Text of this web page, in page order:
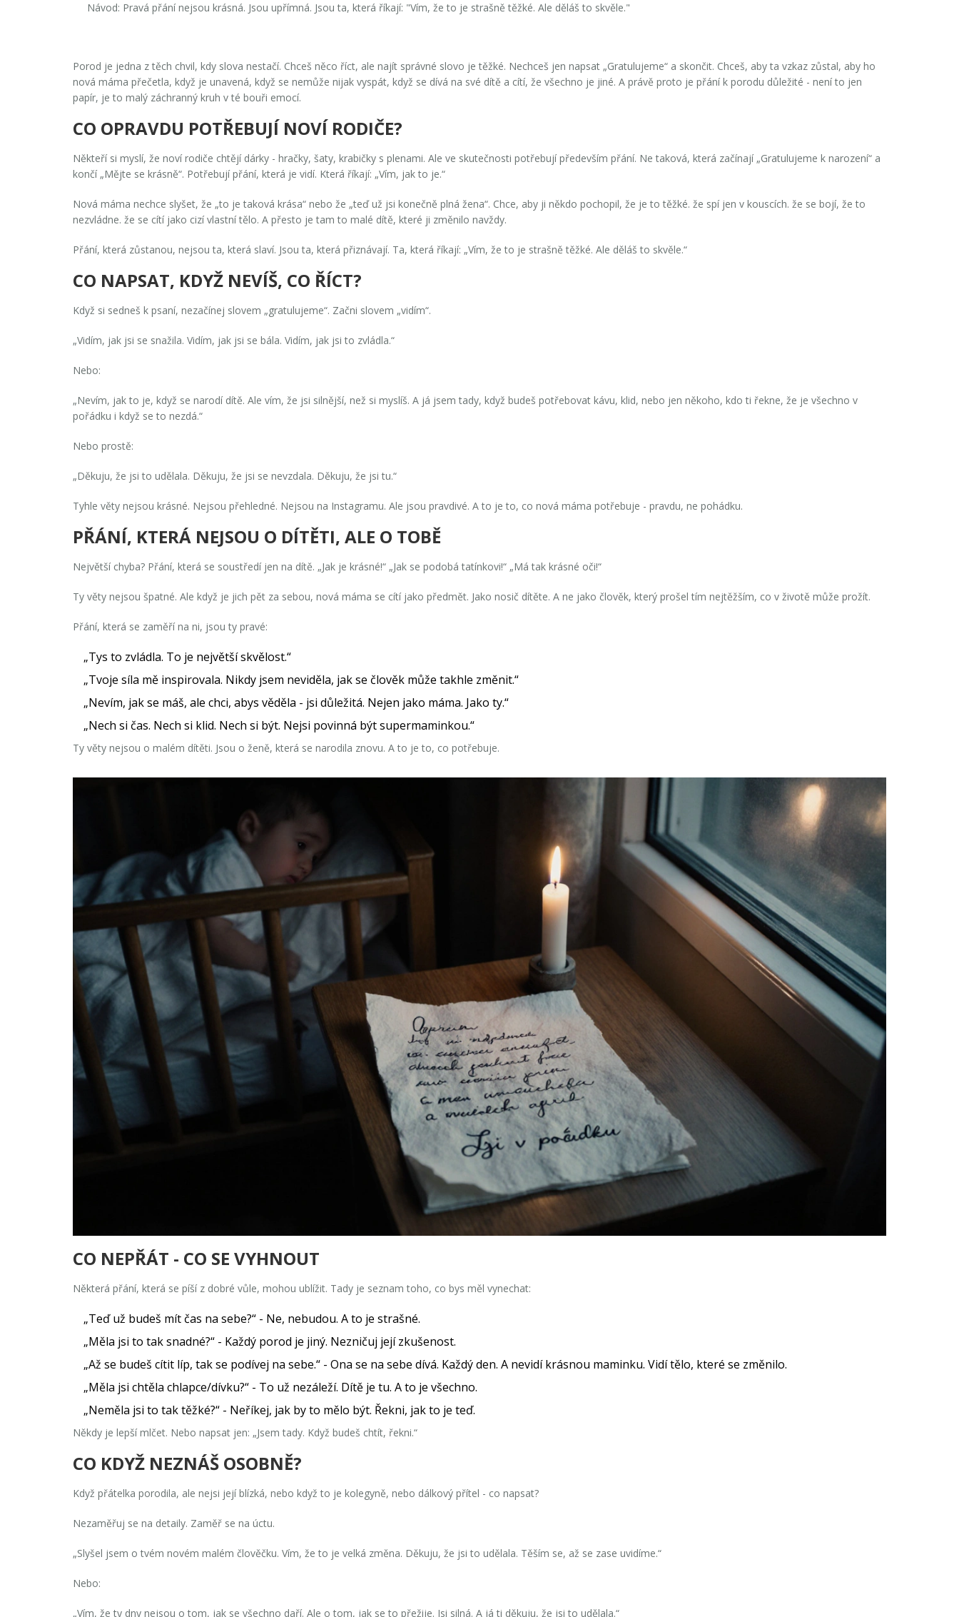
Návod: Pravá přání nejsou krásná. Jsou upřímná. Jsou ta, která říkají: "Vím, že to je strašně těžké. Ale děláš to skvěle."
Porod je jedna z těch chvil, kdy slova nestačí. Chceš něco říct, ale najít správné slovo je těžké. Nechceš jen napsat „Gratulujeme“ a skončit. Chceš, aby ta vzkaz zůstal, aby ho
nová máma přečetla, když je unavená, když se nemůže nijak vyspát, když se dívá na své dítě a cítí, že všechno je jiné. A právě proto je přání k porodu důležité - není to jen
papír, je to malý záchranný kruh v té bouři emocí.
CO OPRAVDU POTŘEBUJÍ NOVÍ RODIČE?
Někteří si myslí, že noví rodiče chtějí dárky - hračky, šaty, krabičky s plenami. Ale ve skutečnosti potřebují především přání. Ne taková, která začínají „Gratulujeme k narození“ a
končí „Mějte se krásně“. Potřebují přání, která je vidí. Která říkají: „Vím, jak to je.“
Nová máma nechce slyšet, že „to je taková krása“ nebo že „teď už jsi konečně plná žena“. Chce, aby ji někdo pochopil, že je to těžké. že spí jen v kouscích. že se bojí, že to
nezvládne. že se cítí jako cizí vlastní tělo. A přesto je tam to malé dítě, které ji změnilo navždy.
Přání, která zůstanou, nejsou ta, která slaví. Jsou ta, která přiznávají. Ta, která říkají: „Vím, že to je strašně těžké. Ale děláš to skvěle.“
CO NAPSAT, KDYŽ NEVÍŠ, CO ŘÍCT?
Když si sedneš k psaní, nezačínej slovem „gratulujeme“. Začni slovem „vidím“.
„Vidím, jak jsi se snažila. Vidím, jak jsi se bála. Vidím, jak jsi to zvládla.“
Nebo:
„Nevím, jak to je, když se narodí dítě. Ale vím, že jsi silnější, než si myslíš. A já jsem tady, když budeš potřebovat kávu, klid, nebo jen někoho, kdo ti řekne, že je všechno v
pořádku i když se to nezdá.“
Nebo prostě:
„Děkuju, že jsi to udělala. Děkuju, že jsi se nevzdala. Děkuju, že jsi tu.“
Tyhle věty nejsou krásné. Nejsou přehledné. Nejsou na Instagramu. Ale jsou pravdivé. A to je to, co nová máma potřebuje - pravdu, ne pohádku.
PŘÁNÍ, KTERÁ NEJSOU O DÍTĚTI, ALE O TOBĚ
Největší chyba? Přání, která se soustředí jen na dítě. „Jak je krásné!“ „Jak se podobá tatínkovi!“ „Má tak krásné oči!“
Ty věty nejsou špatné. Ale když je jich pět za sebou, nová máma se cítí jako předmět. Jako nosič dítěte. A ne jako člověk, který prošel tím nejtěžším, co v životě může prožít.
Přání, která se zaměří na ni, jsou ty pravé:
„Tys to zvládla. To je největší skvělost.“
„Tvoje síla mě inspirovala. Nikdy jsem neviděla, jak se člověk může takhle změnit.“
„Nevím, jak se máš, ale chci, abys věděla - jsi důležitá. Nejen jako máma. Jako ty.“
„Nech si čas. Nech si klid. Nech si být. Nejsi povinná být supermaminkou.“
Ty věty nejsou o malém dítěti. Jsou o ženě, která se narodila znovu. A to je to, co potřebuje.
CO NEPŘÁT - CO SE VYHNOUT
Některá přání, která se píší z dobré vůle, mohou ublížit. Tady je seznam toho, co bys měl vynechat:
„Teď už budeš mít čas na sebe?“ - Ne, nebudou. A to je strašné.
„Měla jsi to tak snadné?“ - Každý porod je jiný. Nezničuj její zkušenost.
„Až se budeš cítit líp, tak se podívej na sebe.“ - Ona se na sebe dívá. Každý den. A nevidí krásnou maminku. Vidí tělo, které se změnilo.
„Měla jsi chtěla chlapce/dívku?“ - To už nezáleží. Dítě je tu. A to je všechno.
„Neměla jsi to tak těžké?“ - Neříkej, jak by to mělo být. Řekni, jak to je teď.
Někdy je lepší mlčet. Nebo napsat jen: „Jsem tady. Když budeš chtít, řekni.“
CO KDYŽ NEZNÁŠ OSOBNĚ?
Když přátelka porodila, ale nejsi její blízká, nebo když to je kolegyně, nebo dálkový přítel - co napsat?
Nezaměřuj se na detaily. Zaměř se na úctu.
„Slyšel jsem o tvém novém malém člověčku. Vím, že to je velká změna. Děkuju, že jsi to udělala. Těším se, až se zase uvidíme.“
Nebo:
„Vím, že ty dny nejsou o tom, jak se všechno daří. Ale o tom, jak se to přežije. Jsi silná. A já ti děkuju, že jsi to udělala.“